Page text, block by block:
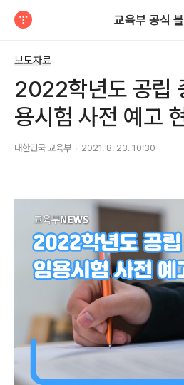
교육부 공식
보도자료
2022학년도 공립
용시험 사전 예고
대한민국 교육부 2021. 8. 23. 10:30